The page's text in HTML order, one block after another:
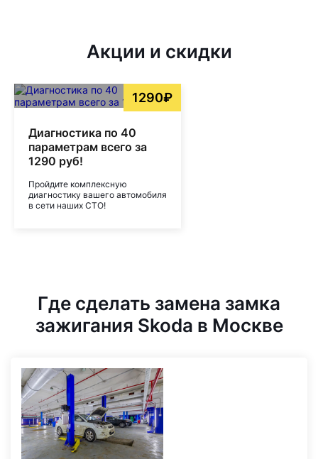
Акции и скидки
1290₽
Диагностика по 40
параметрам всего за
1290 руб!
Пройдите комплексную
диагностику вашего автомобиля
в сети наших СТО!
Где сделать замена замка
зажигания Skoda в Москве